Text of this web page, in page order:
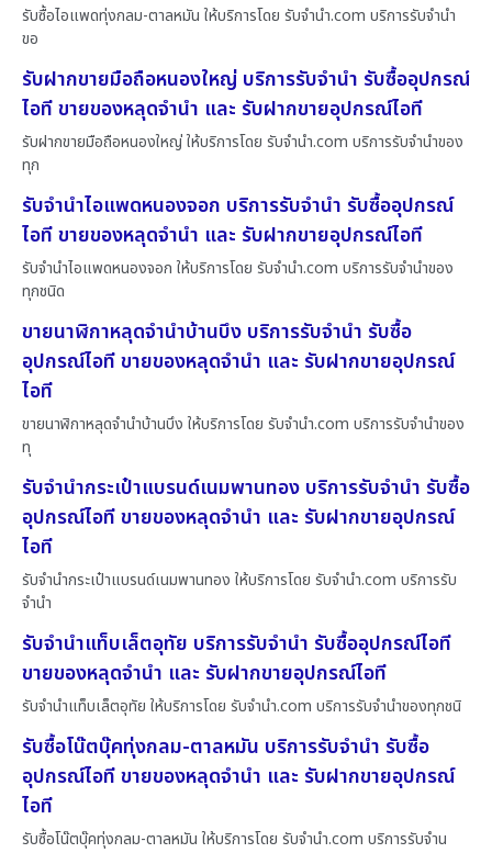
รับซื้อไอแพดทุ่งกลม-ตาลหมัน ให้บริการโดย รับจํานํา.com บริการรับจำนำ
ขอ
รับฝากขายมือถือหนองใหญ่ บริการรับจำนำ รับซื้ออุปกรณ์
ไอที ขายของหลุดจำนำ และ รับฝากขายอุปกรณ์ไอที
รับฝากขายมือถือหนองใหญ่ ให้บริการโดย รับจํานํา.com บริการรับจำนำของ
ทุก
รับจำนำไอแพดหนองจอก บริการรับจำนำ รับซื้ออุปกรณ์
ไอที ขายของหลุดจำนำ และ รับฝากขายอุปกรณ์ไอที
รับจำนำไอแพดหนองจอก ให้บริการโดย รับจํานํา.com บริการรับจำนำของ
ทุกชนิด
ขายนาฬิกาหลุดจำนำบ้านบึง บริการรับจำนำ รับซื้อ
อุปกรณ์ไอที ขายของหลุดจำนำ และ รับฝากขายอุปกรณ์
ไอที
ขายนาฬิกาหลุดจำนำบ้านบึง ให้บริการโดย รับจํานํา.com บริการรับจำนำของ
ทุ
รับจำนำกระเป๋าแบรนด์เนมพานทอง บริการรับจำนำ รับซื้อ
อุปกรณ์ไอที ขายของหลุดจำนำ และ รับฝากขายอุปกรณ์
ไอที
รับจำนำกระเป๋าแบรนด์เนมพานทอง ให้บริการโดย รับจํานํา.com บริการรับ
จำนำ
รับจำนำแท็บเล็ตอุทัย บริการรับจำนำ รับซื้ออุปกรณ์ไอที
ขายของหลุดจำนำ และ รับฝากขายอุปกรณ์ไอที
รับจำนำแท็บเล็ตอุทัย ให้บริการโดย รับจํานํา.com บริการรับจำนำของทุกชนิ
รับซื้อโน๊ตบุ๊คทุ่งกลม-ตาลหมัน บริการรับจำนำ รับซื้อ
อุปกรณ์ไอที ขายของหลุดจำนำ และ รับฝากขายอุปกรณ์
ไอที
รับซื้อโน๊ตบุ๊คทุ่งกลม-ตาลหมัน ให้บริการโดย รับจํานํา.com บริการรับจำน